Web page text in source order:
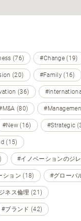
(76) #Change (19)
(20) #Family (16)
(36)
(80)
#New (16) #Strategic
(15)
#イノベーションのジ
ション (18) #グローバ
ネス倫理 (21)
#ブランド (42)